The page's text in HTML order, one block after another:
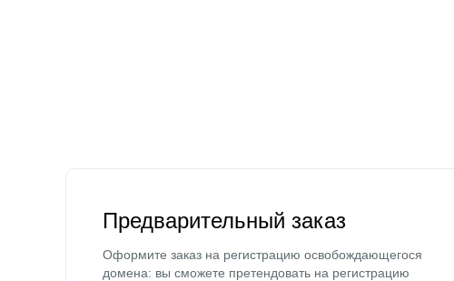
Предварительный заказ
Оформите заказ на регистрацию освобождающегося
домена: вы сможете претендовать на регистрацию